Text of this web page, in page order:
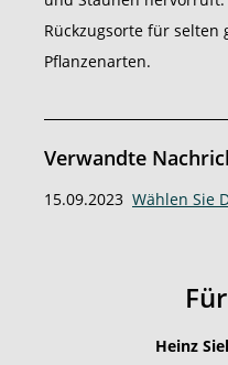
Rückzugsorte für selten
Pflanzenarten.
Verwandte
15.09.2023 Wählen Sie
Heinz